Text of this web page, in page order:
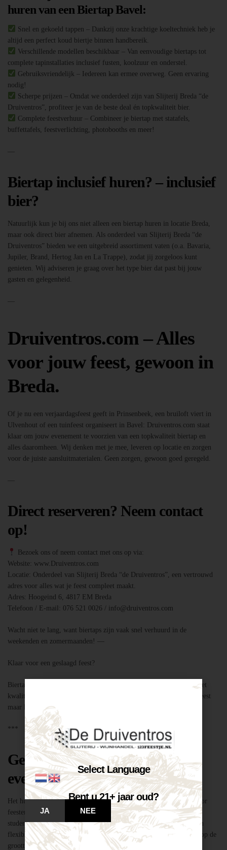
huren van een Biertap Bavel:
Snel en gekoeld tappen – Dankzij onze krachtige koeltechniek heb je
altijd een perfect koud biertje binnen handbereik.
Verschillende modellen beschikbaar – Van eenvoudige biertaps tot
complete tapinstallaties inclusief fusten, koolzuur en onderstel.
Gebruiksvriendelijk – Iedereen kan ermee overweg. Geen ervaring
nodig!
Scherpe prijzen – Omdat we onderdeel zijn van Slijterij Breda “de
Druiventros”, profiteer je van de beste deal én topkwaliteit bier.
Complete feestverhuur – Combineer je biertap met statafels,
buffettafels, feestverlichting, photobooths en meer!
—
Biertap inclusief huren? – inclusief
bier?
Natuurlijk kun je bij ons niet alleen een biertap huren in locatie Breda,
maar ook direct bier afnemen. Als onderdeel van Slijterij Breda “de
Druiventros” bieden we een uitgebreid assortiment vaten (o.a. Bavaria,
Jupiler, Brand, Hertog Jan en La Trappe), zodat jij zorgeloos kunt
genieten. Wij adviseren je graag over het type bier dat past bij jouw
gasten en gelegenheid.
—
Druiventros.com – Alles
voor jouw feest, gewoon in
Breda.
Of je nu een verjaardagsfeest geeft in Prinsenbeek, een bruiloft viert in
Ulvenhout of een tuinfeest organiseert in Bavel: Druiventros.com staat
klaar om jouw evenement te voorzien van een topkwaliteit biertap en
alles daaromheen. Wij denken met je mee, leveren op locatie en zorgen
voor de juiste aansluitmaterialen. Geen zorgen, gewoon goed geregeld.
—
Direct reserveren? Neem contact
op!
Bezoek ons of neem contact met ons op via:
Website: www.Druiventros.com
Locatie: Onderdeel van Slijterij Breda “de Druiventros”, een vertrouwd
adres voor alles wat je feest compleet maakt.
Adres: Hoogeind 6, 4817 EM Breda
Telefoon / E-mail: 076 521 0026 / info@druiventros.com
Wacht niet te lang, want biertaps zijn vaak snel verhuurd in de
weekenden en zomermaanden! —
Klaar voor een geslaagd feest?
Biertap huren locatie Breda – snel geregeld via Druiventros.com, met
kwaliteit en service van Slijterij Breda “de Druiventros”. Laat het feest
maar komen!
***
Geschikt voor elk type feest of
evenement
Het huren van een biertap in locatie Breda is niet alleen geschikt voor
feesten thuis, maar ook voor bedrijfsevenementen, buurtfeesten,
studentenfeestjes en verenigingsactiviteiten. Dankzij de mobiliteit en
flexibiliteit van onze tapinstallaties kunnen we moeiteloos inspelen op de
grootte en aard van elk evenement.
Select Language
Bent u 21+ jaar oud?
JA NEE